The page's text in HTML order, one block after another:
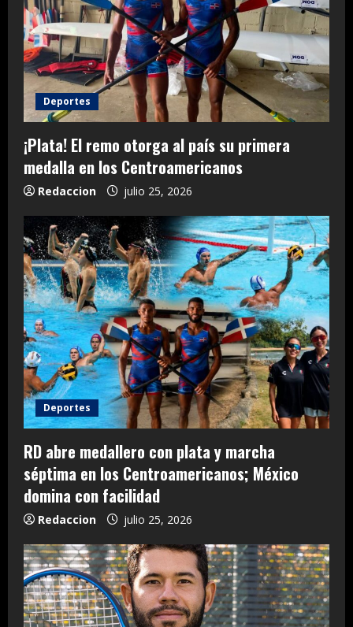
Deportes
¡Plata! El remo otorga al país su primera
medalla en los Centroamericanos
Redaccion julio 25, 2026
Deportes
RD abre medallero con plata y marcha
séptima en los Centroamericanos; México
domina con facilidad
Redaccion julio 25, 2026